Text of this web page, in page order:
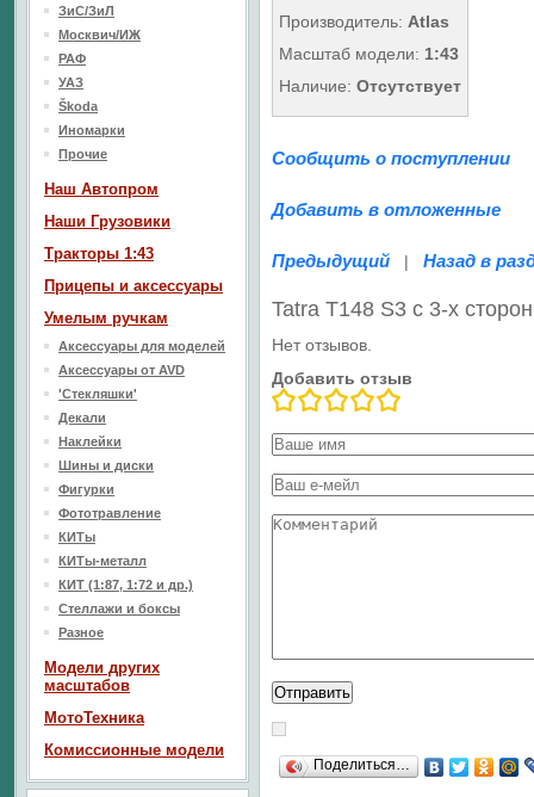
Производитель: Atlas
Масштаб модели: 1:43
Наличие: Отсутствует
Сообщить о поступлении
Добавить в отложенные
Предыдущий | Назад в
Tatra T148 S3 с 3-х
Нет отзывов.
Добавить отзыв
Поделиться…
ЗиС/ЗиЛ
Москвич/ИЖ
РАФ
УАЗ
Škoda
Иномарки
Прочие
Наш Aвтопром
Наши Грузовики
Тракторы 1:43
Прицепы и аксессуары
Умелым ручкам
Аксессуары для моделей
Аксессуары от AVD
'Стекляшки'
Декали
Наклейки
Шины и диски
Фигурки
Фототравление
КИТы
КИТы-металл
КИТ (1:87, 1:72 и др.)
Стеллажи и боксы
Разное
Модели других
масштабов
МотоТехника
Комиссионные модели